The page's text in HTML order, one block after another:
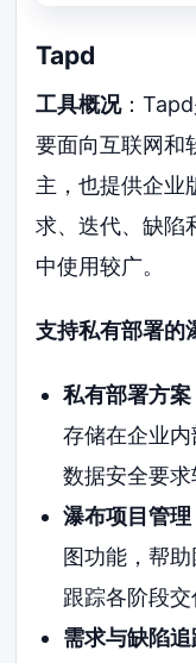
Tapd
工具概况：
要面向互联网和
主，也提供企业
求、迭代、缺陷
中使用较广。
支持私有部署的
私有部署方案
存储在企业
数据安全要求
瀑布项目管理
图功能，帮
跟踪各阶段交
需求与缺陷追